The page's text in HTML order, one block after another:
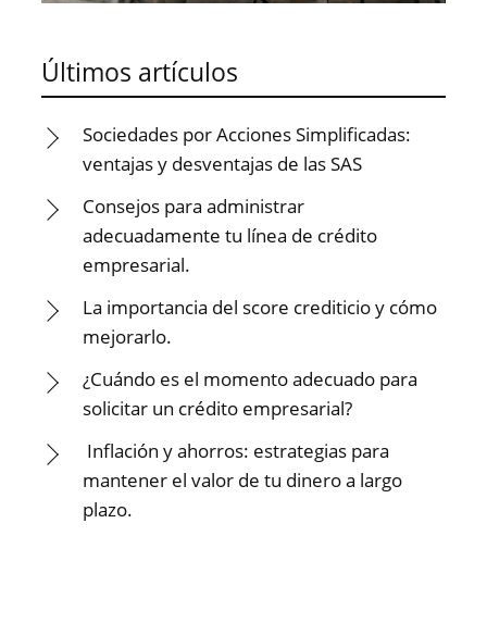
Últimos artículos
Sociedades por Acciones Simplificadas:
ventajas y desventajas de las SAS
Consejos para administrar
adecuadamente tu línea de crédito
empresarial.
La importancia del score crediticio y cómo
mejorarlo.
¿Cuándo es el momento adecuado para
solicitar un crédito empresarial?
Inflación y ahorros: estrategias para
mantener el valor de tu dinero a largo
plazo.